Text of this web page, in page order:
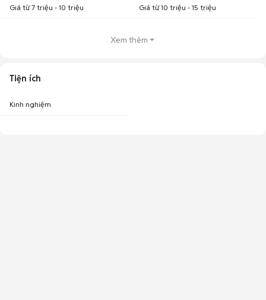
Giá từ 7 triệu - 10 triệu Giá từ 10 triệu - 15 triệu
Xem thêm
Tiện ích
Kinh nghiệm